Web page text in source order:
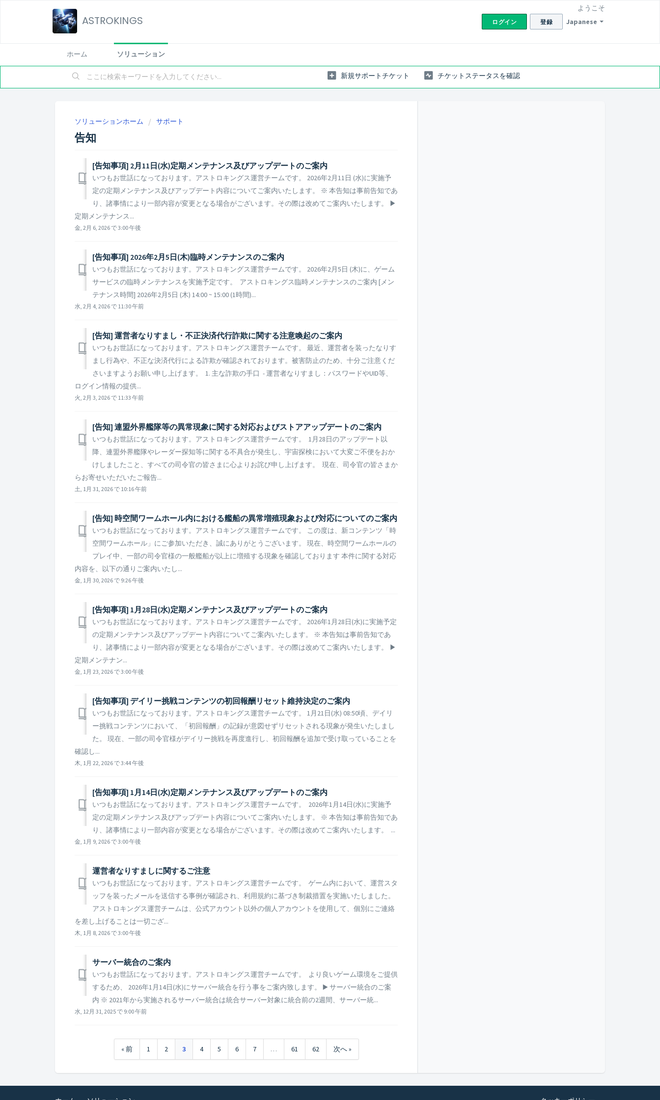
ASTROKINGS Japanese
ようこそ
ログイン 登録
ホーム ソリューション
新規サポートチケット チケットステータスを確認
ソリューションホーム サポート
告知
[告知事項] 2月11日(水)定期メンテナンス及びアップデートのご案内
いつもお世話になっております。アストロキングス運営チームです。 2026年2月11日 (水)に実施予
定の定期メンテナンス及びアップデート内容についてご案内いたします。 ※ 本告知は事前告知であ
り、諸事情により一部内容が変更となる場合がございます。その際は改めてご案内いたします。 ▶
定期メンテナンス...
金, 2月 6, 2026 で 3:00 午後
[告知事項] 2026年2月5日(木)臨時メンテナンスのご案内
いつもお世話になっております。アストロキングス運営チームです。 2026年2月5日 (木)に、ゲーム
サービスの臨時メンテナンスを実施予定です。 アストロキングス臨時メンテナンスのご案内 [メン
テナンス時間] 2026年2月5日 (木) 14:00 ~ 15:00 (1時間)...
水, 2月 4, 2026 で 11:30 午前
[告知] 運営者なりすまし・不正決済代行詐欺に関する注意喚起のご案内
いつもお世話になっております。アストロキングス運営チームです。 最近、運営者を装ったなりす
まし行為や、不正な決済代行による詐欺が確認されております。被害防止のため、十分ご注意くだ
さいますようお願い申し上げます。 1. 主な詐欺の手口 - 運営者なりすまし：パスワードやUID等、
ログイン情報の提供...
火, 2月 3, 2026 で 11:33 午前
[告知] 連盟外界艦隊等の異常現象に関する対応およびストアアップデートのご案内
いつもお世話になっております。アストロキングス運営チームです。 1月28日のアップデート以
降、連盟外界艦隊やレーダー探知等に関する不具合が発生し、宇宙探検において大変ご不便をおか
けしましたこと、すべての司令官の皆さまに心よりお詫び申し上げます。 現在、司令官の皆さまか
らお寄せいただいたご報告...
土, 1月 31, 2026 で 10:16 午前
[告知] 時空間ワームホール内における艦船の異常増殖現象および対応についてのご案内
いつもお世話になっております。アストロキングス運営チームです。 この度は、新コンテンツ「時
空間ワームホール」にご参加いただき、誠にありがとうございます。 現在、時空間ワームホールの
プレイ中、一部の司令官様の一般艦船が以上に増殖する現象を確認しております 本件に関する対応
内容を、以下の通りご案内いたし...
金, 1月 30, 2026 で 9:26 午後
[告知事項] 1月28日(水)定期メンテナンス及びアップデートのご案内
いつもお世話になっております。アストロキングス運営チームです。 2026年1月28日(水)に実施予定
の定期メンテナンス及びアップデート内容についてご案内いたします。 ※ 本告知は事前告知であ
り、諸事情により一部内容が変更となる場合がございます。その際は改めてご案内いたします。 ▶
定期メンテナン...
金, 1月 23, 2026 で 3:00 午後
[告知事項] デイリー挑戦コンテンツの初回報酬リセット維持決定のご案内
いつもお世話になっております。アストロキングス運営チームです。 1月21日(水) 08:50頃、デイリ
ー挑戦コンテンツにおいて、「初回報酬」の記録が意図せずリセットされる現象が発生いたしまし
た。 現在、一部の司令官様がデイリー挑戦を再度進行し、初回報酬を追加で受け取っていることを
確認し...
木, 1月 22, 2026 で 3:44 午後
[告知事項] 1月14日(水)定期メンテナンス及びアップデートのご案内
いつもお世話になっております。アストロキングス運営チームです。 2026年1月14日(水)に実施予
定の定期メンテナンス及びアップデート内容についてご案内いたします。 ※ 本告知は事前告知であ
り、諸事情により一部内容が変更となる場合がございます。その際は改めてご案内いたします。 ...
金, 1月 9, 2026 で 3:00 午後
運営者なりすましに関するご注意
いつもお世話になっております。アストロキングス運営チームです。 ゲーム内において、運営スタ
ッフを装ったメールを送信する事例が確認され、利用規約に基づき制裁措置を実施いたしました。
アストロキングス運営チームは、公式アカウント以外の個人アカウントを使用して、個別にご連絡
を差し上げることは一切ござ...
木, 1月 8, 2026 で 3:00 午後
サーバー統合のご案内​
いつもお世話になっております。アストロキングス運営チームです。 より良いゲーム環境をご提供
するため、 2026年1月14日(水)にサーバー統合を行う事をご案内致します。 ▶️ サーバー統合のご案
内 ※ 2021年から実施されるサーバー統合は統合サーバー対象に統合前の2週間、サーバー統...
水, 12月 31, 2025 で 9:00 午前
« 前 1 2 3 4 5 6 7 … 61 62 次へ »